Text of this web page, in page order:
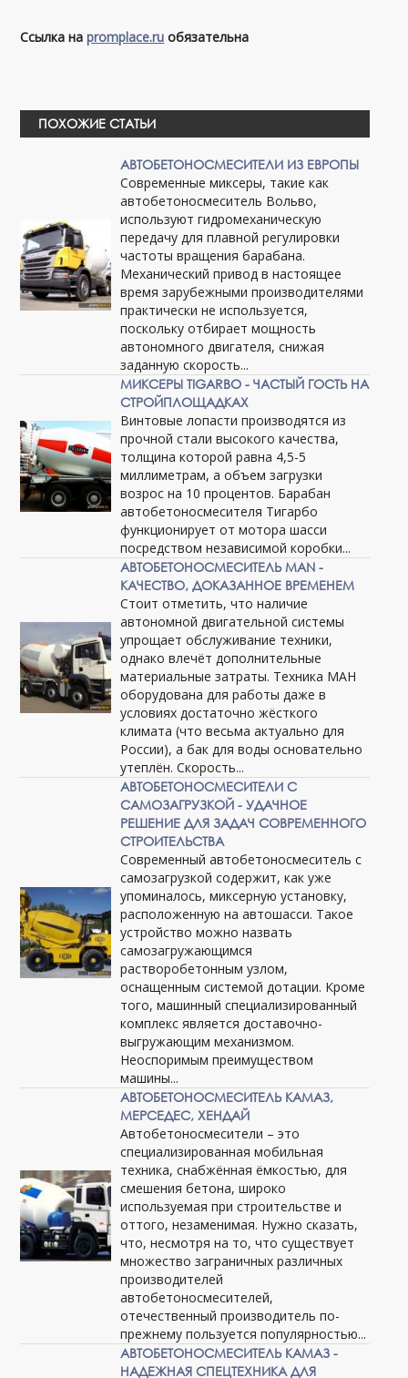
Ссылка наpromplace.ru обязательна
ПОХОЖИЕ СТАТЬИ
АВТОБЕТОНОСМЕСИТЕЛИ ИЗ ЕВРОПЫ
Современные миксеры, такие как
автобетоносмеситель Вольво,
используют гидромеханическую
передачу для плавной регулировки
частоты вращения барабана.
Механический привод в настоящее
время зарубежными производителями
практически не используется,
поскольку отбирает мощность
автономного двигателя, снижая
заданную скорость...
МИКСЕРЫ TIGARBO - ЧАСТЫЙ ГОСТЬ НА
СТРОЙПЛОЩАДКАХ
Винтовые лопасти производятся из
прочной стали высокого качества,
толщина которой равна 4,5-5
миллиметрам, а объем загрузки
возрос на 10 процентов. Барабан
автобетоносмесителя Тигарбо
функционирует от мотора шасси
посредством независимой коробки...
АВТОБЕТОНОСМЕСИТЕЛЬ MAN -
КАЧЕСТВО, ДОКАЗАННОЕ ВРЕМЕНЕМ
Стоит отметить, что наличие
автономной двигательной системы
упрощает обслуживание техники,
однако влечёт дополнительные
материальные затраты. Техника МАН
оборудована для работы даже в
условиях достаточно жёсткого
климата (что весьма актуально для
России), а бак для воды основательно
утеплён. Скорость...
АВТОБЕТОНОСМЕСИТЕЛИ С
САМОЗАГРУЗКОЙ - УДАЧНОЕ
РЕШЕНИЕ ДЛЯ ЗАДАЧ СОВРЕМЕННОГО
СТРОИТЕЛЬСТВА
Современный автобетоносмеситель с
самозагрузкой содержит, как уже
упоминалось, миксерную установку,
расположенную на автошасси. Такое
устройство можно назвать
самозагружающимся
растворобетонным узлом,
оснащенным системой дотации. Кроме
того, машинный специализированный
комплекс является доставочно-
выгружающим механизмом.
Неоспоримым преимуществом
машины...
АВТОБЕТОНОСМЕСИТЕЛЬ КАМАЗ,
МЕРСЕДЕС, ХЕНДАЙ
Автобетоносмесители – это
специализированная мобильная
техника, снабжённая ёмкостью, для
смешения бетона, широко
используемая при строительстве и
оттого, незаменимая. Нужно сказать,
что, несмотря на то, что существует
множество заграничных различных
производителей
автобетоносмесителей,
отечественный производитель по-
прежнему пользуется популярностью...
АВТОБЕТОНОСМЕСИТЕЛЬ КАМАЗ -
НАДЕЖНАЯ СПЕЦТЕХНИКА ДЛЯ